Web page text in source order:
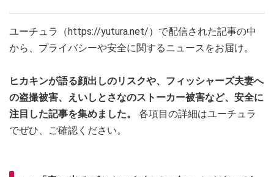
ユーチュラ（https://yutura.net/）で配信された記事の中
から、プライバシーや安全に関するニュースをお届け。
ヒカキンが語る顔出しのリスクや、フィッシャーズ夫妻へ
の盗撮被害、えいしとさなのストーカー被害など、安全に
注目した記事を集めました。 各項目の詳細はユーチュラ
でぜひ、ご確認ください。